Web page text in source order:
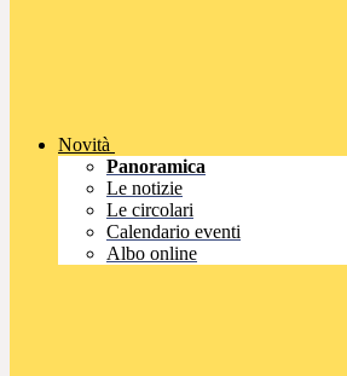
Novità
Panoramica
Le notizie
Le circolari
Calendario eventi
Albo online